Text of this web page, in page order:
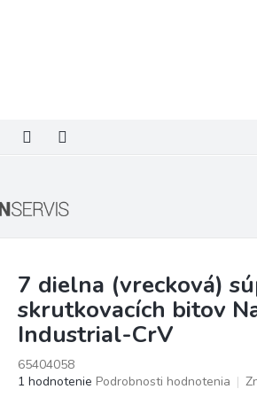
7 dielna (vrecková)
skrutkovacích bitov
Industrial-CrV
65404058
Priemerné
1 hodnotenie Podrobnosti hodnotenia